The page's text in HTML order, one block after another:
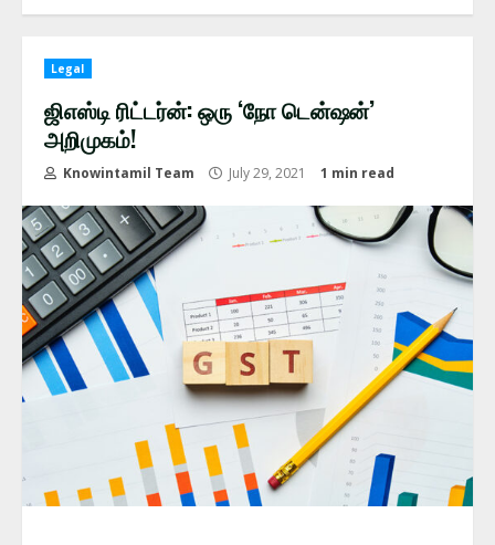
Legal
ஜிஎஸ்டி ரிட்டர்ன்: ஒரு ‘நோ டென்ஷன்’
அறிமுகம்!
Knowintamil Team July 29, 2021 1 min read